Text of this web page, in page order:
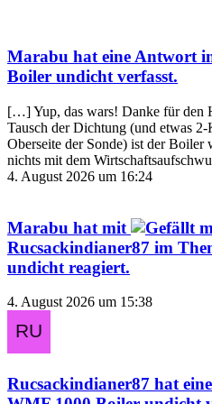
Marabu hat eine Antwort
Boiler undicht verfasst.
[…] Yup, das wars! Danke für den
Tausch der Dichtung (und etwas
Oberseite der Sonde) ist der
nichts mit dem
4. August 2026 um 16:24
Marabu hat mit
Rucsackindianer87 im
undicht reagiert.
4. August 2026 um 15:38
Rucsackindianer87 hat